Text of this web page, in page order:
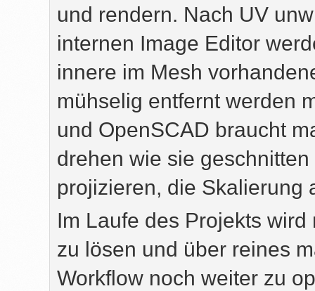
und rendern. Nach UV
internen Image Editor
innere im Mesh
mühselig entfernt werden
und OpenSCAD braucht
drehen wie sie
projizieren, die Skalierung
Im Laufe des Projekts
zu lösen und über reines
Workflow noch weiter zu